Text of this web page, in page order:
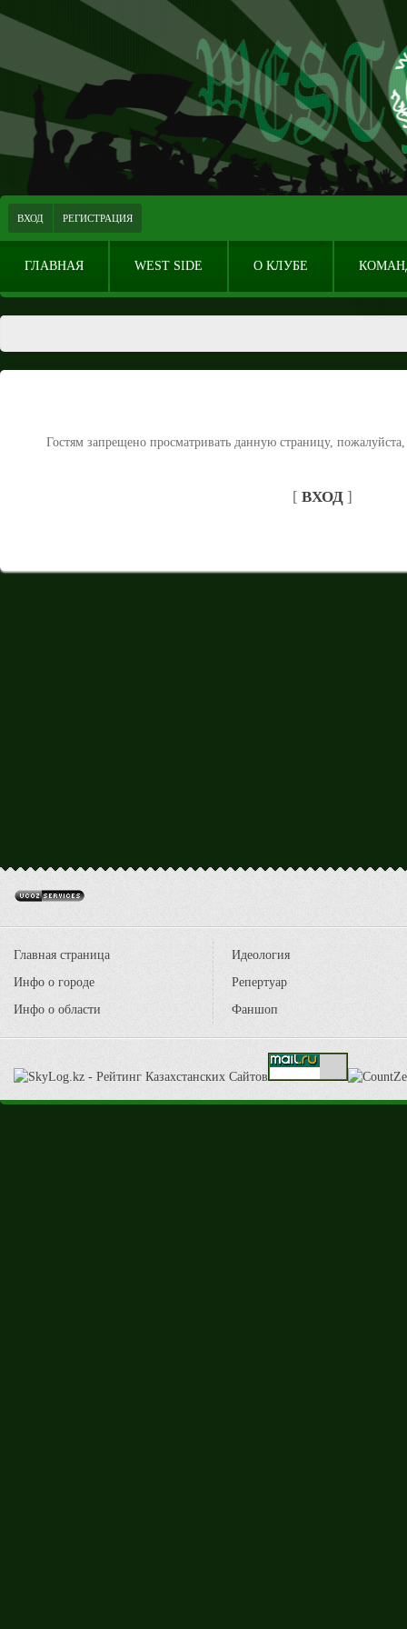
ВХОД РЕГИСТРАЦИЯ
ГЛАВНАЯ WEST SIDE О КЛУБЕ
Гостям запрещено просматривать данную страницу,
[ ВХОД ]
Главная страница
Инфо о городе
Инфо о области
Идеология
Репертуар
Фаншоп